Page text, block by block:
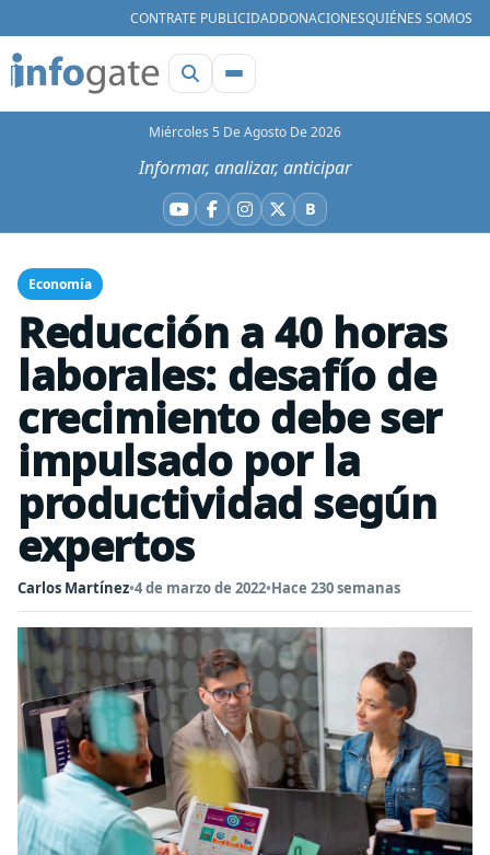
CONTRATE PUBLICIDADDONACIONESQUIÉNES SOMOS
Miércoles 5 De Agosto De 2026
Informar, analizar, anticipar
YouTube
Facebook
Instagram
X BBluesky
Economía
Reducción a 40 horas
laborales: desafío de
crecimiento debe ser
impulsado por la
productividad según
expertos
Carlos Martínez•4 de marzo de 2022•Hace 230 semanas